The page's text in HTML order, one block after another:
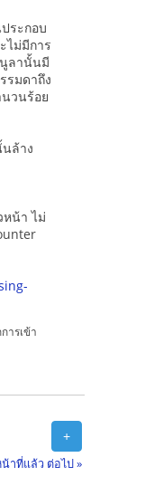
ระกอบ
ไม่มีการ
ลานั้นมี
รมดาถึง
วนร้อย
ล้าง
น้า ไม่
ารเข้า
+
น้าที่แล้ว ต่อไป »